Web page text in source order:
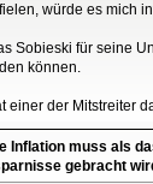
würde es mich
Sobieski für seine
können.
einer der Mitstreiter
Inflation muss als
gebracht